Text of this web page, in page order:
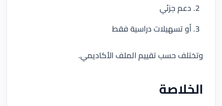
دعم جزئي
أو تسهيلات دراسية فقط
وتختلف حسب تقييم الملف الأكاديمي.
الخلاصة